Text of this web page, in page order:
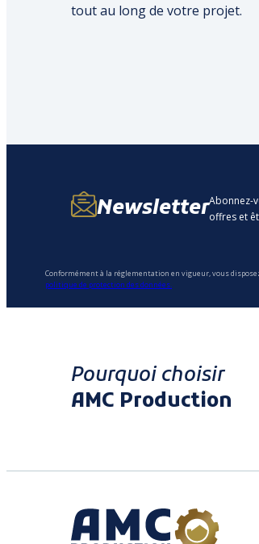
tout au long de votre projet.
NewsletterAbonnez-
offres et
Conformément à la réglementation en vigueur, vous
politique de protection des données.
Pourquoi choisir
AMC Production